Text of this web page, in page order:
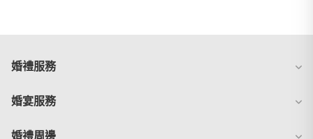
婚禮服務
婚宴服務
婚禮周邊